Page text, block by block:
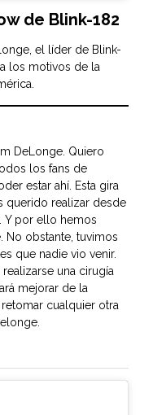
de Blink-182
el líder de Blink-
los motivos de la
DeLonge. Quiero
los fans de
estar ahí. Esta gira
querido realizar desde
Y por ello hemos
No obstante, tuvimos
que nadie vio venir.
realizarse una cirugía
mejorar de la
cualquier otra